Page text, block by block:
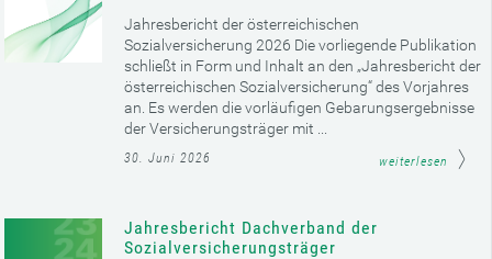
Jahresbericht der österreichischen
Sozialversicherung 2026 Die vorliegende Publikation
schließt in Form und Inhalt an den „Jahresbericht der
österreichischen Sozialversicherung“ des Vorjahres
an. Es werden die vorläufigen Gebarungsergebnisse
der Versicherungsträger mit ...
30. Juni 2026 weiterlesen
Jahresbericht Dachverband der
Sozialversicherungsträger